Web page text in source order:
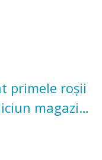
primele roșii
magazin